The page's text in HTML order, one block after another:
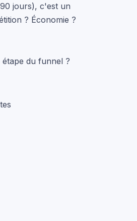
jours), c'est un
? Économie ?
du funnel ?